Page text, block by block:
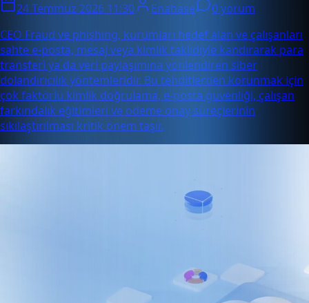
24 Temmuz 2026 11:30 Enabase
0 yorum
CEO Fraud ve phishing, kurumları hedef alan ve çalışanları
sahte e-posta, mesaj veya kimlik taklidiyle kandırarak para
transferi ya da veri paylaşımına yönlendiren siber
dolandırıcılık yöntemleridir. Bu tehditlerden korunmak için
çok faktörlü kimlik doğrulama, e-posta güvenliği, çalışan
farkındalık eğitimleri ve ödeme onay süreçlerinin
sıkılaştırılması kritik önem taşır.